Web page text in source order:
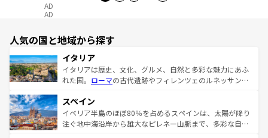
AD
AD
人気の国と地域から探す
イタリア
イタリアは歴史、文化、グルメ、自然と多彩な魅力にあふ
れた国。 ローマの古代遺跡やフィレンツェのルネッサンス
ろん、トスカーナの美しい田園風景やアマルフィ海岸の絶
景など、自然景観も見逃せない。観光の合間には、本場の
ピザやパスタなど、絶品のイタリア料理を堪能することも
スペイン
イベリア半島のほぼ80％を占めるスペインは、太陽が降り
注ぐ地中海沿岸から雄大なピレネー山脈まで、多彩な自然